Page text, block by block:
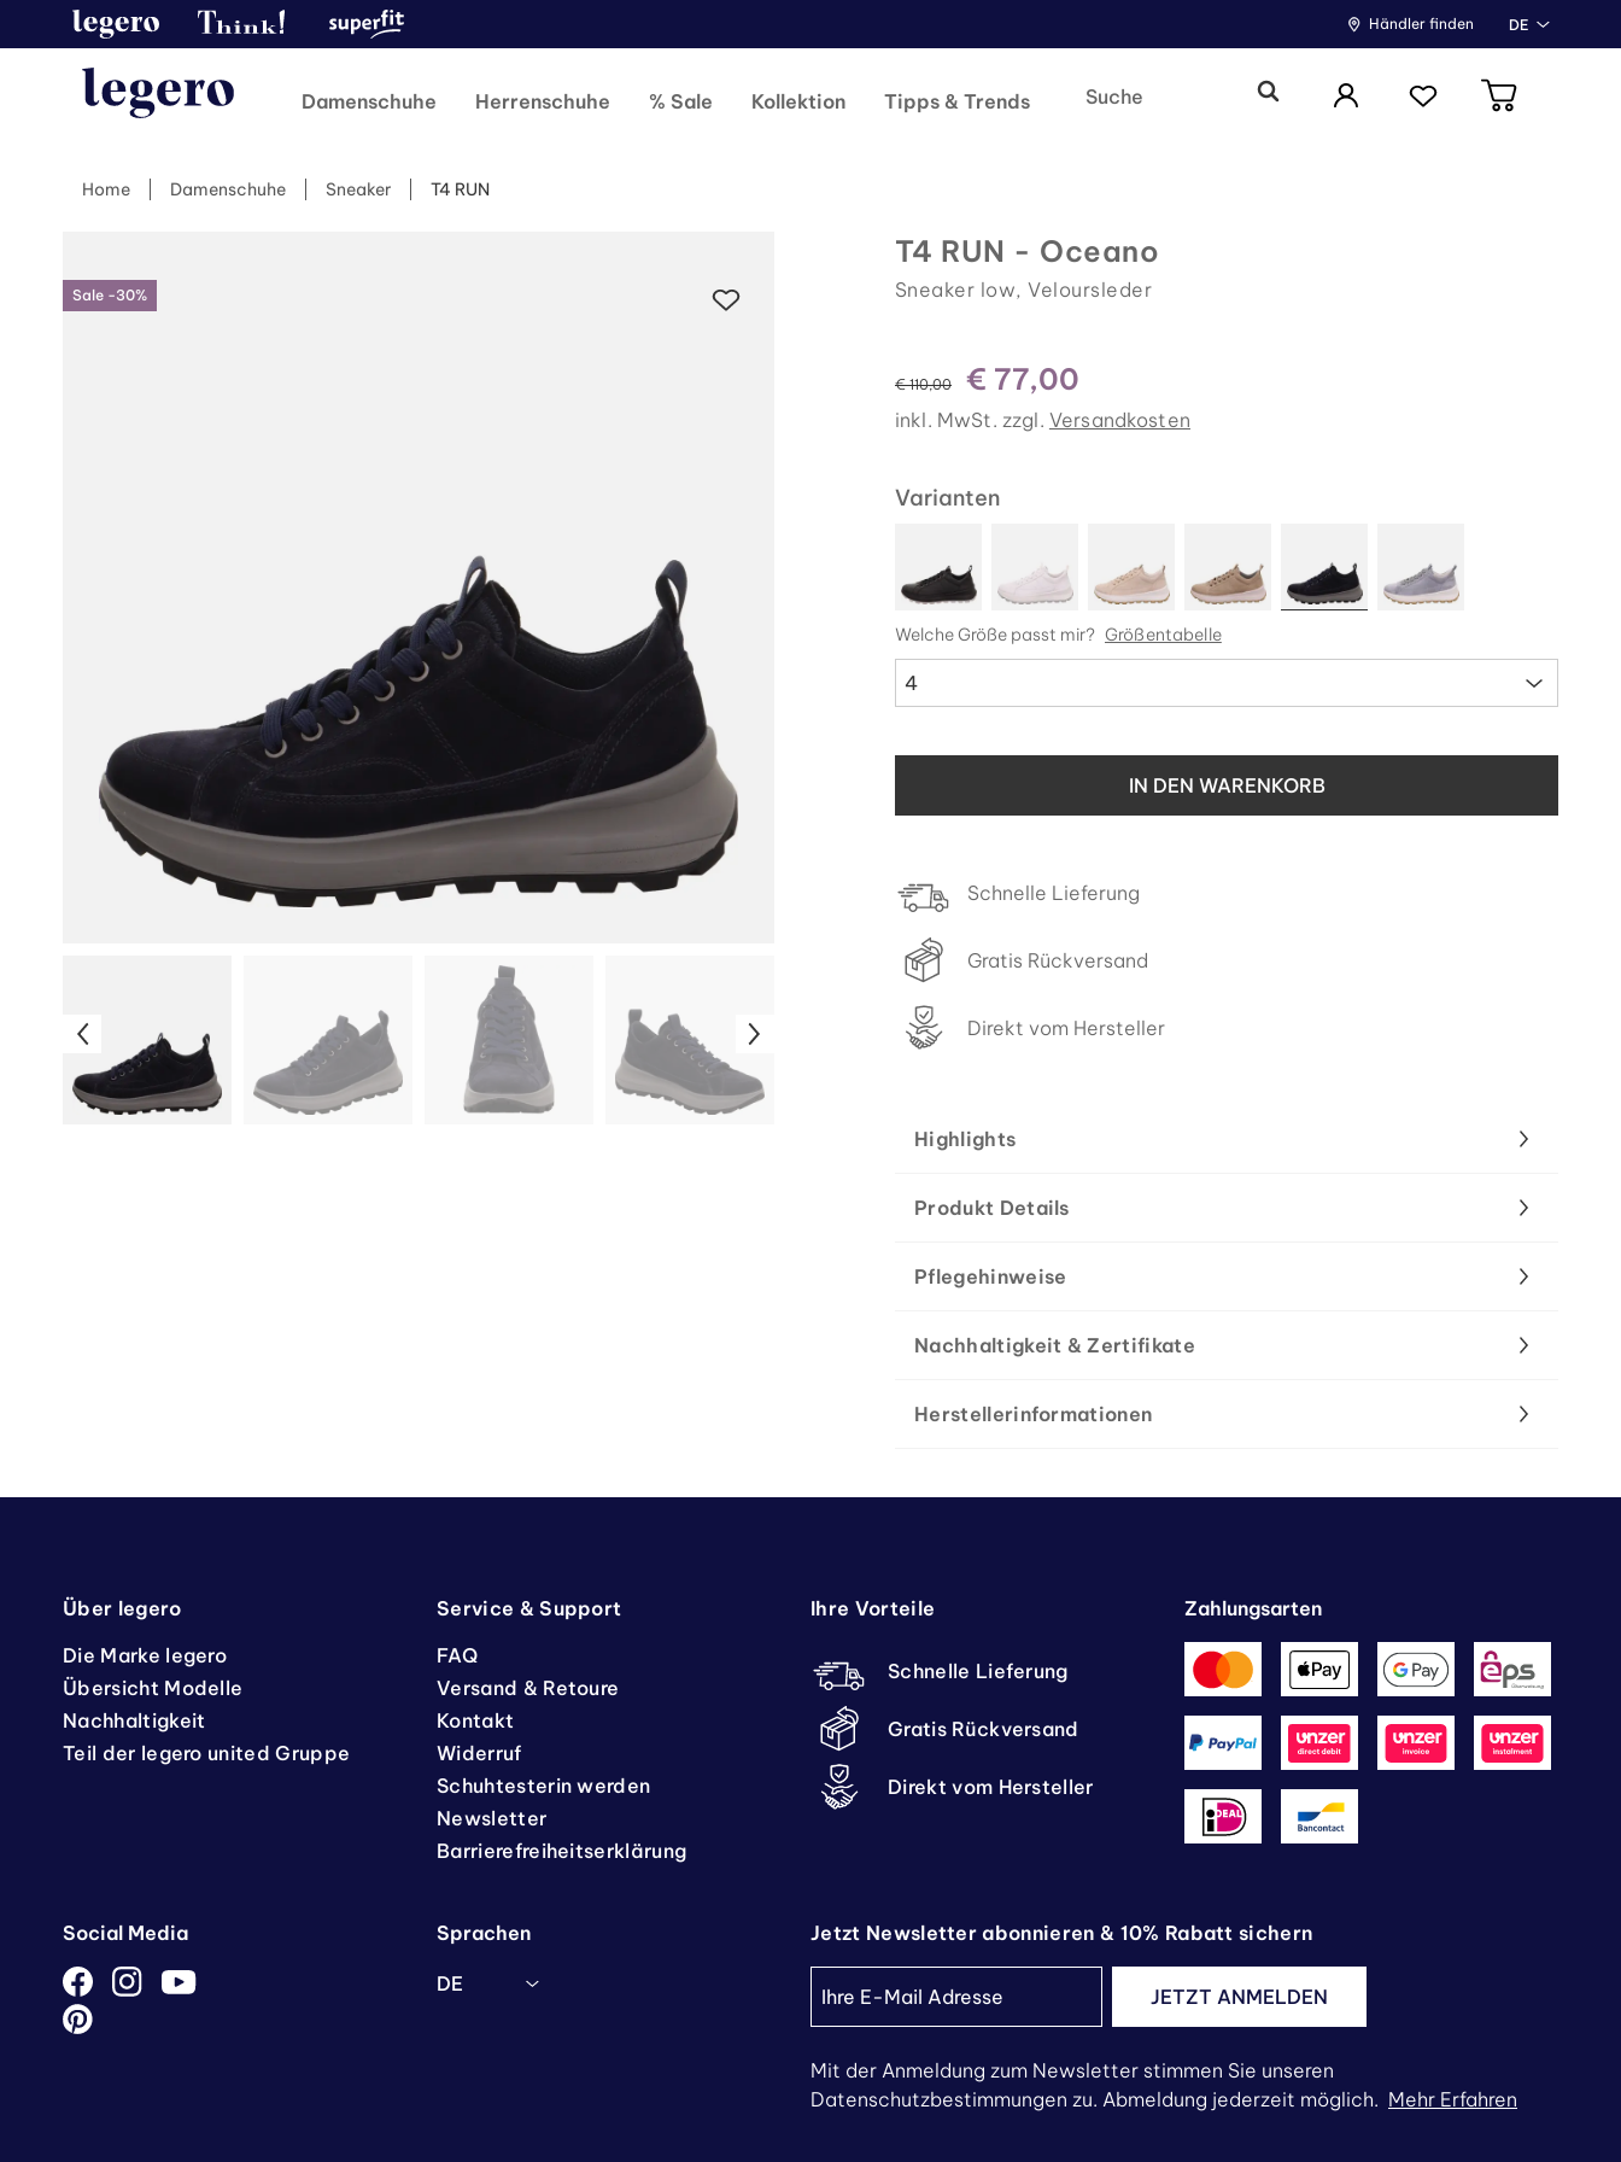
Händler finden DE
Damenschuhe Herrenschuhe % Sale Kollektion Tipps & Trends
Home Damenschuhe Sneaker T4 RUN
Sale -30%
T4 RUN - Oceano
Sneaker low, Veloursleder
statt
€ 110,00 € 77,00
inkl. MwSt. zzgl. Versandkosten
Varianten
Welche Größe passt mir? Größentabelle
4
IN DEN WARENKORB
Schnelle Lieferung
Gratis Rückversand
Direkt vom Hersteller
Highlights
Produkt Details
Pflegehinweise
Nachhaltigkeit & Zertifikate
Herstellerinformationen
Über legero
Die Marke legero
Übersicht Modelle
Nachhaltigkeit
Teil der legero united Gruppe
Service & Support
FAQ
Versand & Retoure
Kontakt
Widerruf
Schuhtesterin werden
Newsletter
Barrierefreiheitserklärung
Ihre Vorteile
Schnelle Lieferung
Gratis Rückversand
Direkt vom Hersteller
Zahlungsarten
Social Media Sprachen
DE
Jetzt Newsletter abonnieren & 10% Rabatt sichern
JETZT ANMELDEN
Mit der Anmeldung zum Newsletter stimmen Sie unseren
Datenschutzbestimmungen zu. Abmeldung jederzeit möglich. Mehr Erfahren